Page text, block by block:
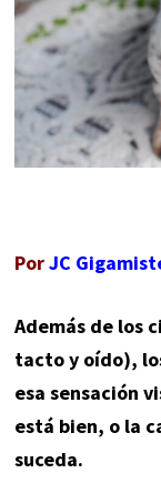
PorJC
Además de los
tacto y oído),
esa sensación
está bien, o la
suceda.